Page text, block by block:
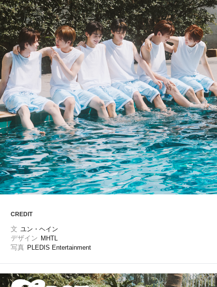
ALL
ARTICLES
LOGIN
CREDIT
文 ユン・ヘイン
デザイン MHTL
写真 PLEDIS Entertainment